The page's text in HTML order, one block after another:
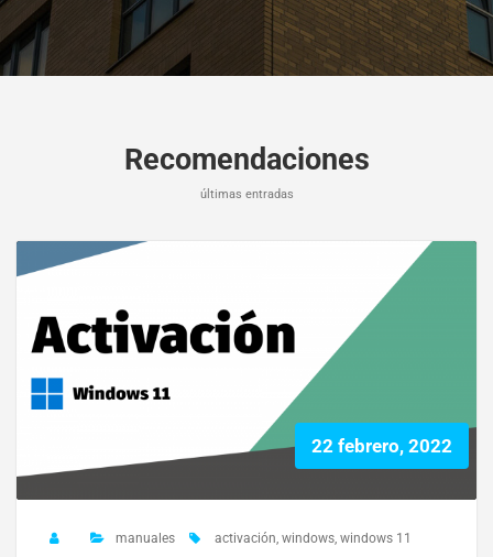
Recomendaciones
últimas entradas
22 febrero, 2022
manuales activación, windows, windows 11